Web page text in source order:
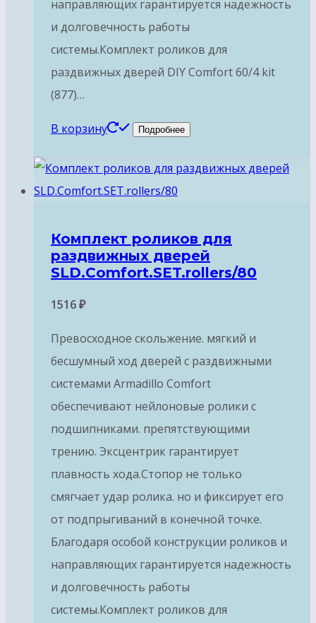
направляющих гарантируется надежность
и долговечность работы
системы.Комплект роликов для
раздвижных дверей DIY Comfort 60/4 kit
(877)…
В корзину Подробнее
Комплект роликов для
раздвижных дверей
SLD.Comfort.SET.rollers/80
1516₽
Превосходное скольжение. мягкий и
бесшумный ход дверей с раздвижными
системами Armadillo Comfort
обеспечивают нейлоновые ролики с
подшипниками. препятствующими
трению. Эксцентрик гарантирует
плавность хода.Стопор не только
смягчает удар ролика. но и фиксирует его
от подпрыгиваний в конечной точке.
Благодаря особой конструкции роликов и
направляющих гарантируется надежность
и долговечность работы
системы.Комплект роликов для